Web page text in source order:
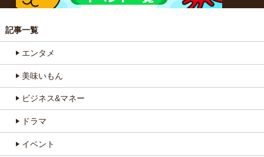
記事一覧
エンタメ
美味いもん
ビジネス&マネー
ドラマ
イベント